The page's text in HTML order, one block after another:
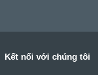
Kết nối với chúng tôi